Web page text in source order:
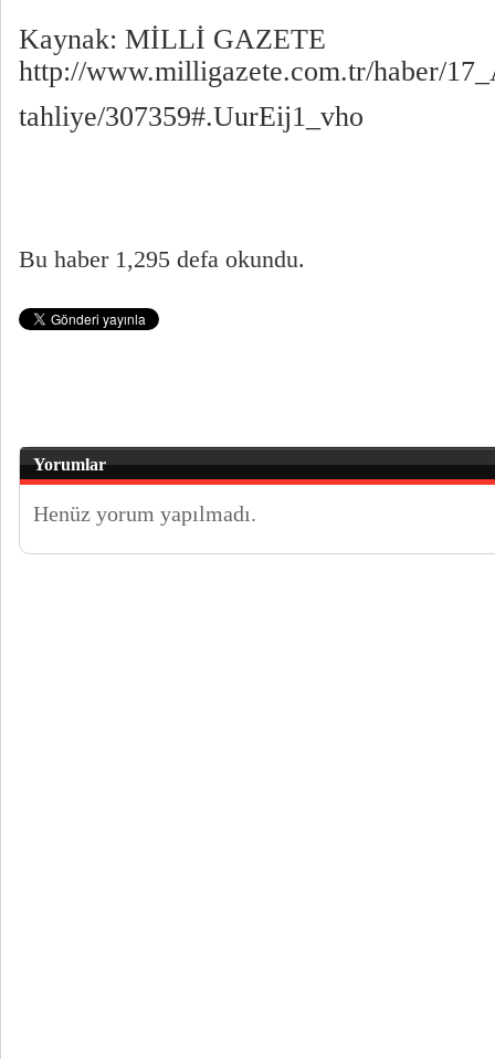
Kaynak: MİLLİ GAZETE
http://www.milligazete.com.tr/haber/
tahliye/307359#.UurEij1_vho
Bu haber 1,295 defa okundu.
Yorumlar
Henüz yorum yapılmadı.